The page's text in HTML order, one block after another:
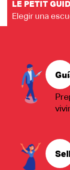
LE PETIT
Elegir una